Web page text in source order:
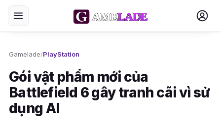
Gamelade/PlayStation
Gói vật phẩm mới của
Battlefield 6 gây tranh cãi vì sử
dụng AI